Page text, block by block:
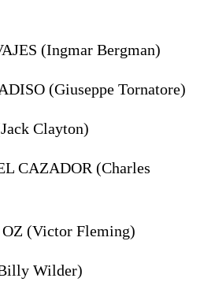
(Ingmar Bergman)
(Giuseppe Tornatore)
Clayton)
CAZADOR (Charles
(Victor Fleming)
Wilder)